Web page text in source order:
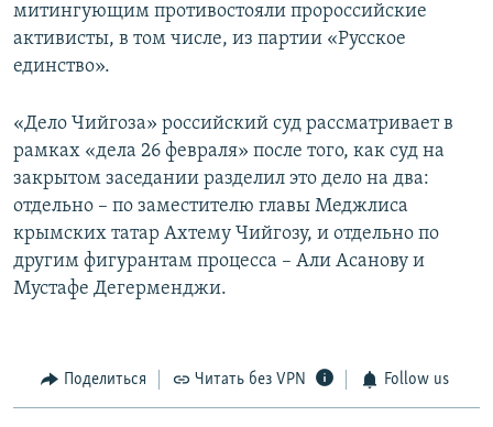
митингующим противостояли пророссийские
активисты, в том числе, из партии «Русское
единство».
«Дело Чийгоза» российский суд рассматривает в
рамках «дела 26 февраля» после того, как суд на
закрытом заседании разделил это дело на два:
отдельно – по заместителю главы Меджлиса
крымских татар Ахтему Чийгозу, и отдельно по
другим фигурантам процесса – Али Асанову и
Мустафе Дегерменджи.
Поделиться Читать без VPN Follow us